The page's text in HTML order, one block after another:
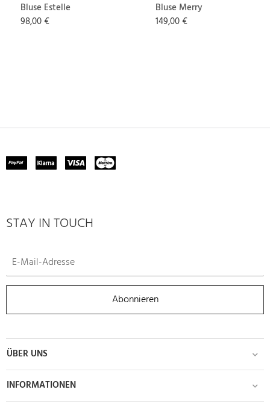
Bluse Estelle
98,00 €
Bluse Merry
149,00 €
STAY IN TOUCH
Abonnieren
ÜBER UNS
INFORMATIONEN